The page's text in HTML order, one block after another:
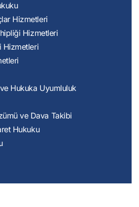
Hizmetleri
Hizmetleri
Hizmetleri
Hukuka Uyumluluk
ve Dava Takibi
Hukuku